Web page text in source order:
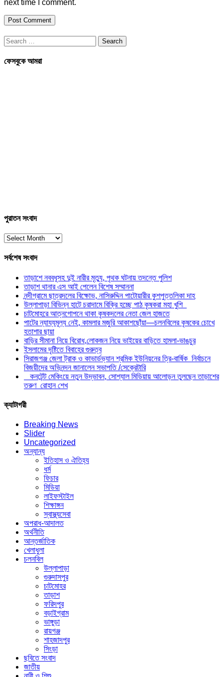
next time I comment.
Search
for:
ফেসবুকে আমরা
পুরাতন সংবাদ
পুরাতন
সর্বশেষ সংবাদ
তাড়াশে নববধূসহ দুই নারীর মৃত্যু, পৃথক ঘটনায় তদন্তে পুলিশ
তাড়াশ থানার এস আই পেলেন বিশেষ সম্মাননা
নন্দীগ্রামে ছাত্রদলের বিক্ষোভ, নাসিরুদ্দিন পাটোয়ারীর কুশপুত্তলিকা দাহ
উল্লাপাড়া বিভিন্ন হাটে চরাদামে বিক্রি হচ্ছে পাঠ কৃষকরা মহা খুশি
চাটমোহরে আত্নগোপনে থাকা কৃষকদলের নেতা জেল হাজতে
পাটের ন্যায্যমূল্য নেই, কামলার মজুরি আকাশছোঁয়া—চলনবিলের কৃষকের চোখে
হতাশার ছায়া
বাড়ির সীমানা নিয়ে বিরোধ,লোকজন নিয়ে ভাইয়ের বাড়িতে হামলা-ভাঙচুর
ইসলামের দৃষ্টিতে বিবাহের গুরুত্ব
সিরাজগঞ্জ জেলা ট্রাক ও কাভার্ডভ্যান শ্রমিক ইউনিয়নের ত্রি-বার্ষিক নির্বাচনে
বিজয়ীদের অভিনন্দন জানালেন সভাপতি /সেক্রেটারি
কনটেন্ট মেকিংয়ে নতুন উদ্ভাবন, সোশ্যাল মিডিয়ায় আলোড়ন তুলছেন তাড়াশের
তরুণ রোহান শেখ
ক্যাটাগরী
Breaking News
Slider
Uncategorized
অন্যান্য
ইতিহাস ও ঐতিহ্য
ধর্ম
ফিচার
মিডিয়া
লাইফস্টাইল
শিক্ষাঙ্গন
স্বাস্থ্যসেবা
অপরাধ-আদালত
অর্থনীতি
আন্তর্জাতিক
খেলাধুলা
চলনবিল
উল্লাপাড়া
গুরুদাসপুর
চাটমোহর
তাড়াশ
ফরিদপুর
বড়াইগ্রাম
ভাঙ্গুড়া
রায়গঞ্জ
শাহজাদপুর
সিংড়া
ছবিতে সংবাদ
জাতীয়